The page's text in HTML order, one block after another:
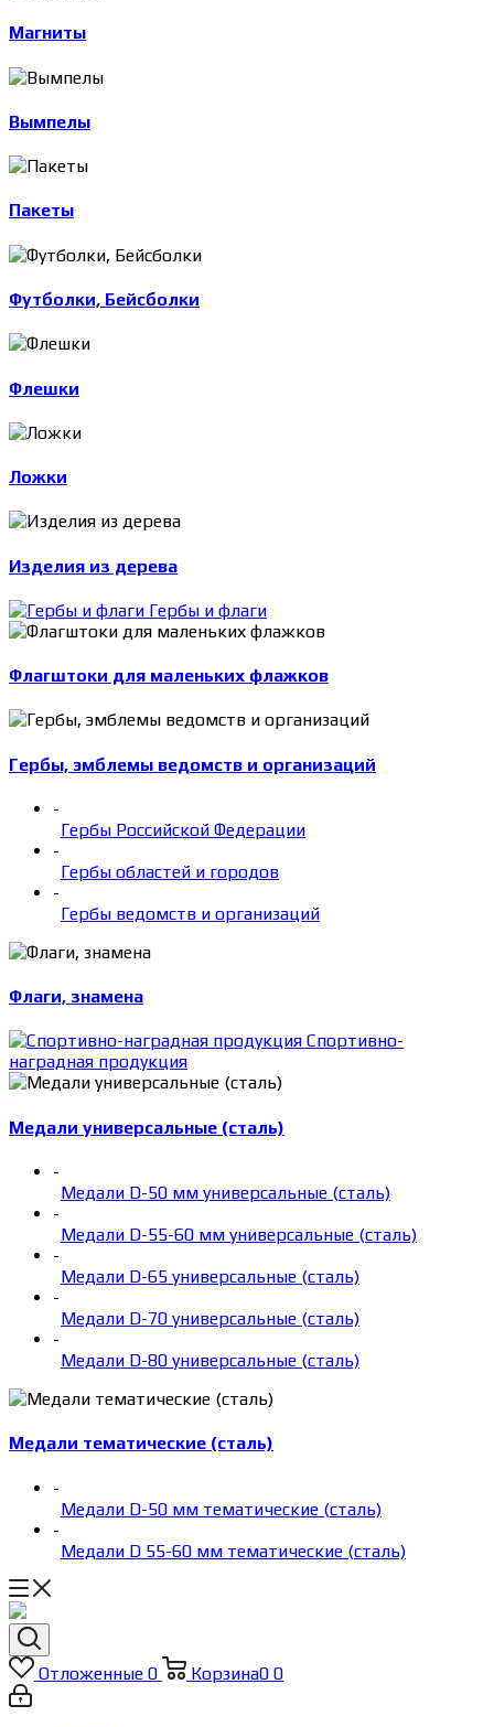
Магниты
Вымпелы
Пакеты
Футболки, Бейсболки
Флешки
Ложки
Изделия из дерева
Гербы и флаги
Флагштоки для маленьких флажков
Гербы, эмблемы ведомств и организаций
-
Гербы Российской Федерации
-
Гербы областей и городов
-
Гербы ведомств и организаций
Флаги, знамена
Спортивно-
наградная продукция
Медали универсальные (сталь)
-
Медали D-50 мм универсальные (сталь)
-
Медали D-55-60 мм универсальные (сталь)
-
Медали D-65 универсальные (сталь)
-
Медали D-70 универсальные (сталь)
-
Медали D-80 универсальные (сталь)
Медали тематические (сталь)
-
Медали D-50 мм тематические (сталь)
-
Медали D 55-60 мм тематические (сталь)
Отложенные 0 Корзина0 0